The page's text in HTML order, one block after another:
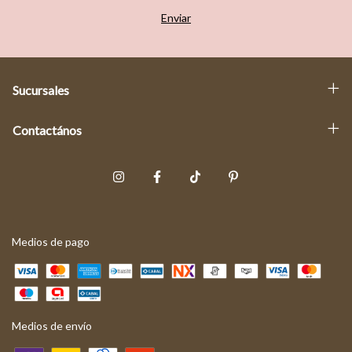
Sucursales
Contactános
Medios de pago
Medios de envío